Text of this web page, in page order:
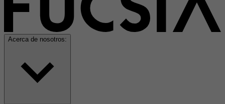
Acerca de nosotros: